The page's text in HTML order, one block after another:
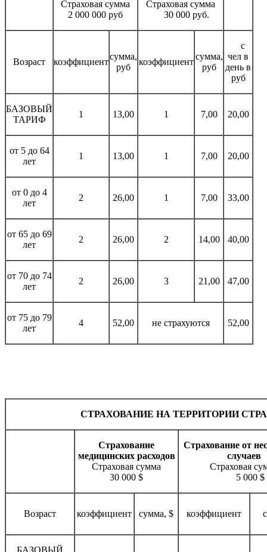
Страховая сумма
2 000 000 руб
Страховая сумма
30 000 руб.
Возраст коэффициент
сумма,
руб
коэффициент
сумма,
руб
с
чел в
день в
руб
БАЗОВЫЙ
ТАРИФ
1 13,00 1 7,00 20,00
от 5 до 64
лет
1 13,00 1 7,00 20,00
от 0 до 4
лет
2 26,00 1 7,00 33,00
от 65 до 69
лет
2 26,00 2 14,00 40,00
от 70 до 74
лет
2 26,00 3 21,00 47,00
от 75 до 79
лет
4 52,00 не страхуются 52,00
СТРАХОВАНИЕ НА ТЕРРИТОРИИ
Страхование
медицинских расходов
Страховая сумма
30 000 $
Страхование от
случаев
Страховая
5 000 $
Возраст коэффициент сумма, $ коэффициент
БАЗОВЫЙ